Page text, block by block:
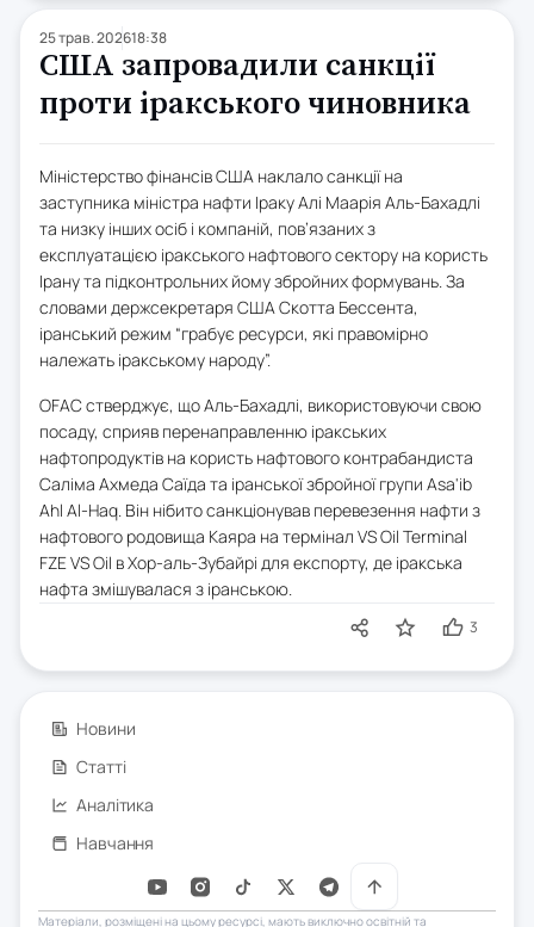
25 трав. 202618:38
США запровадили санкції
проти іракського чиновника
Міністерство фінансів США наклало санкції на
заступника міністра нафти Іраку Алі Маарія Аль-Бахадлі
та низку інших осіб і компаній, пов’язаних з
експлуатацією іракського нафтового сектору на користь
Ірану та підконтрольних йому збройних формувань. За
словами держсекретаря США Скотта Бессента,
іранський режим “грабує ресурси, які правомірно
належать іракському народу”.
OFAC стверджує, що Аль-Бахадлі, використовуючи свою
посаду, сприяв перенаправленню іракських
нафтопродуктів на користь нафтового контрабандиста
Саліма Ахмеда Саїда та іранської збройної групи Asa'ib
Ahl Al-Haq. Він нібито санкціонував перевезення нафти з
нафтового родовища Каяра на термінал VS Oil Terminal
FZE VS Oil в Хор-аль-Зубайрі для експорту, де іракська
нафта змішувалася з іранською.
3
Новини
Статті
Аналітика
Навчання
Матеріали, розміщені на цьому ресурсі, мають виключно освітній та